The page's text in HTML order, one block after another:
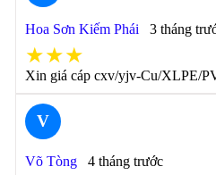
Hoa Sơn Kiếm Phái 3 tháng
★★★
Xin giá cáp cxv/yjv-Cu/XLPE/
V
Võ Tòng 4 tháng trước